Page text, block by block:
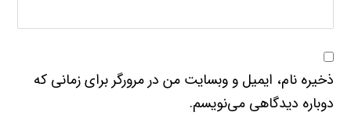
ذخیره نام، ایمیل و وبسایت من در مرورگر برای زمانی که
دوباره دیدگاهی می‌نویسم.